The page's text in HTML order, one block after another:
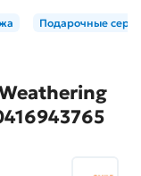
Подарочные